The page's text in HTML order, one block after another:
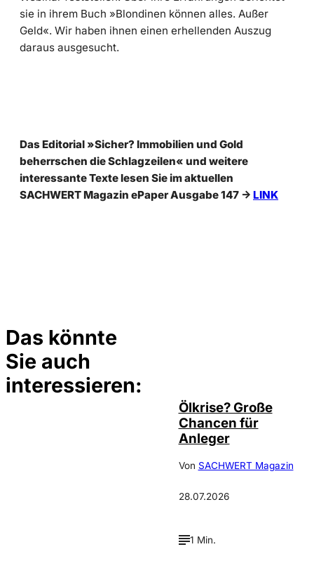
sie in ihrem Buch »Blondinen können alles. Außer
Geld«. Wir haben ihnen einen erhellenden Auszug
daraus ausgesucht.
Das Editorial »Sicher? Immobilien und Gold
beherrschen die Schlagzeilen« und weitere
interessante Texte lesen Sie im aktuellen
SACHWERT Magazin ePaper Ausgabe 147 -> LINK
Das könnte
Sie auch
interessieren:
Ölkrise? Große
Chancen für
Anleger
Von SACHWERT Magazin
28.07.2026
1 Min.